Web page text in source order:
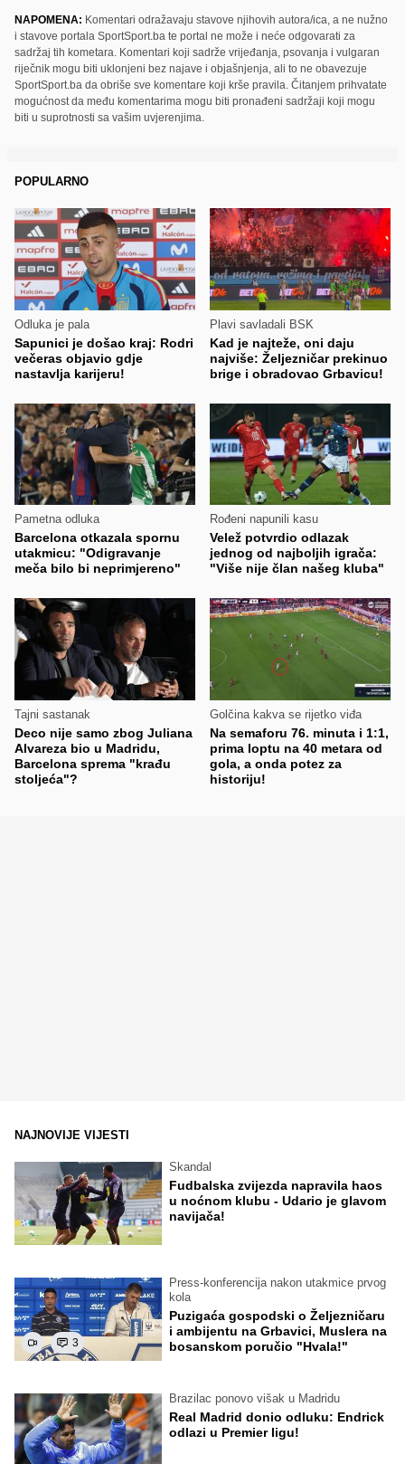
NAPOMENA: Komentari odražavaju stavove njihovih autora/ica, a ne nužno
i stavove portala SportSport.ba te portal ne može i neće odgovarati za
sadržaj tih kometara. Komentari koji sadrže vrijeđanja, psovanja i vulgaran
riječnik mogu biti uklonjeni bez najave i objašnjenja, ali to ne obavezuje
SportSport.ba da obriše sve komentare koji krše pravila. Čitanjem prihvatate
mogućnost da među komentarima mogu biti pronađeni sadržaji koji mogu
biti u suprotnosti sa vašim uvjerenjima.
POPULARNO
Odluka je pala
Sapunici je došao kraj: Rodri
večeras objavio gdje
nastavlja karijeru!
Plavi savladali BSK
Kad je najteže, oni daju
najviše: Željezničar prekinuo
brige i obradovao Grbavicu!
Pametna odluka
Barcelona otkazala spornu
utakmicu: "Odigravanje
meča bilo bi neprimjereno"
Rođeni napunili kasu
Velež potvrdio odlazak
jednog od najboljih igrača:
"Više nije član našeg kluba"
Tajni sastanak
Deco nije samo zbog Juliana
Alvareza bio u Madridu,
Barcelona sprema "krađu
stoljeća"?
Golčina kakva se rijetko viđa
Na semaforu 76. minuta i 1:1,
prima loptu na 40 metara od
gola, a onda potez za
historiju!
NAJNOVIJE VIJESTI
Skandal
Fudbalska zvijezda napravila haos
u noćnom klubu - Udario je glavom
navijača!
3
Press-konferencija nakon utakmice prvog
kola
Puzigaća gospodski o Željezničaru
i ambijentu na Grbavici, Muslera na
bosanskom poručio "Hvala!"
Brazilac ponovo višak u Madridu
Real Madrid donio odluku: Endrick
odlazi u Premier ligu!